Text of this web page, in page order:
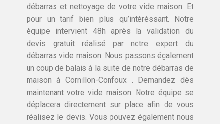
débarras et nettoyage de votre vide maison. Et
pour un tarif bien plus qu’intéréssant. Notre
équipe intervient 48h après la validation du
devis gratuit réalisé par notre expert du
débarras vide maison. Nous passons également
un coup de balais à la suite de notre débarras de
maison à Cornillon-Confoux . Demandez dès
maintenant votre vide maison. Notre équipe se
déplacera directement sur place afin de vous
réalisez le devis. Vous pouvez également nous